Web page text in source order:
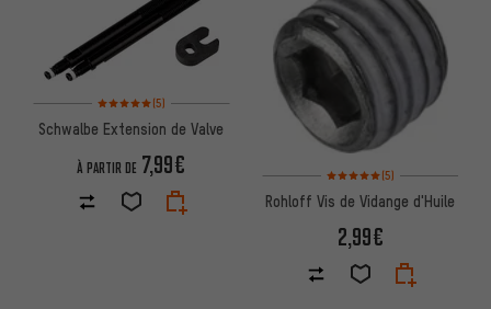
Note moyenne : 5 sur 5 d'après 5 avis
(5)
Schwalbe Extension de Valve
À PARTIR DE 7,99€ Note moyenne : 5 sur 5
(5)
Rohloff Vis de Vidange d'Huile
2,99€